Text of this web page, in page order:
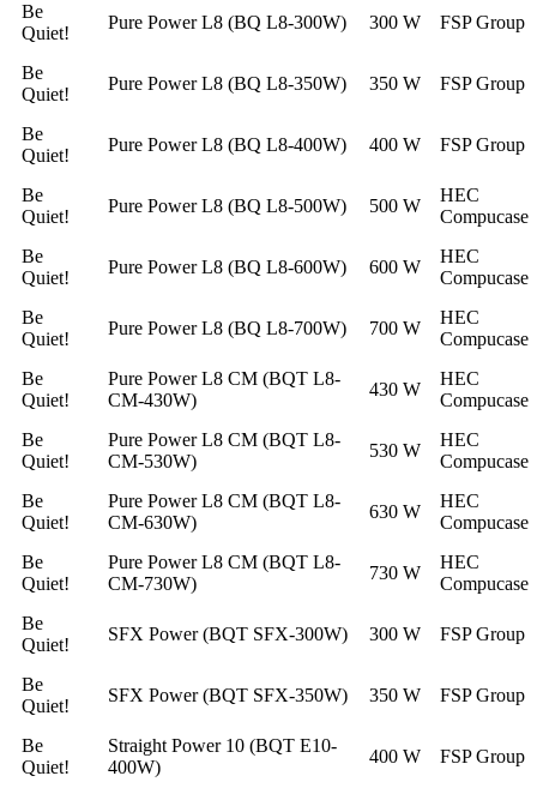
Be
Quiet!
Pure Power L8 (BQ L8-300W) 300 W FSP Group
Be
Quiet!
Pure Power L8 (BQ L8-350W) 350 W FSP Group
Be
Quiet!
Pure Power L8 (BQ L8-400W) 400 W FSP Group
Be
Quiet!
Pure Power L8 (BQ L8-500W) 500 W
HEC
Compucase
Be
Quiet!
Pure Power L8 (BQ L8-600W) 600 W
HEC
Compucase
Be
Quiet!
Pure Power L8 (BQ L8-700W) 700 W
HEC
Compucase
Be
Quiet!
Pure Power L8 CM (BQT L8-
CM-430W)
430 W
HEC
Compucase
Be
Quiet!
Pure Power L8 CM (BQT L8-
CM-530W)
530 W
HEC
Compucase
Be
Quiet!
Pure Power L8 CM (BQT L8-
CM-630W)
630 W
HEC
Compucase
Be
Quiet!
Pure Power L8 CM (BQT L8-
CM-730W)
730 W
HEC
Compucase
Be
Quiet!
SFX Power (BQT SFX-300W) 300 W FSP Group
Be
Quiet!
SFX Power (BQT SFX-350W) 350 W FSP Group
Be
Quiet!
Straight Power 10 (BQT E10-
400W)
400 W FSP Group